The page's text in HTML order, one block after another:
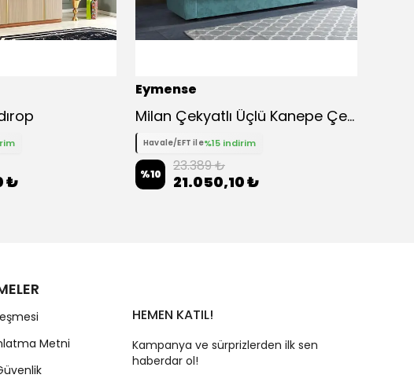
₺
Eymense
Milan Çekyatlı Üçlü Kanepe Çekyat - Mavi
Havale/EFT ile%15 indirim
%10 23.389 ₺
21.050,10 ₺
Metni
HEMEN KATIL!
Kampanya ve sürprizlerden ilk sen
haberdar ol!